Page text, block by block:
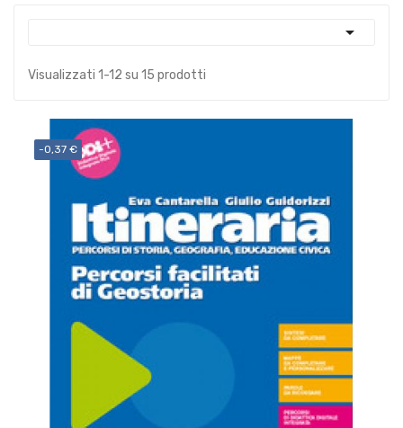

Visualizzati 1-12 su 15 prodotti
-0,37 €